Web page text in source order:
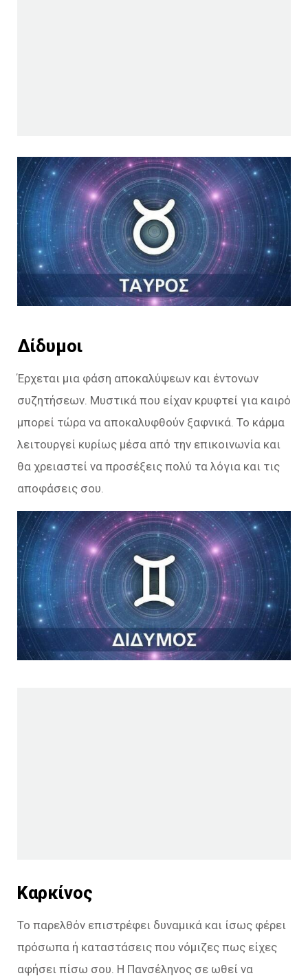
Δίδυμοι
Έρχεται μια φάση αποκαλύψεων και έντονων
συζητήσεων. Μυστικά που είχαν κρυφτεί για καιρό
μπορεί τώρα να αποκαλυφθούν ξαφνικά. Το κάρμα
λειτουργεί κυρίως μέσα από την επικοινωνία και
θα χρειαστεί να προσέξεις πολύ τα λόγια και τις
αποφάσεις σου.
Καρκίνος
Το παρελθόν επιστρέφει δυναμικά και ίσως φέρει
πρόσωπα ή καταστάσεις που νόμιζες πως είχες
αφήσει πίσω σου. Η Πανσέληνος σε ωθεί να